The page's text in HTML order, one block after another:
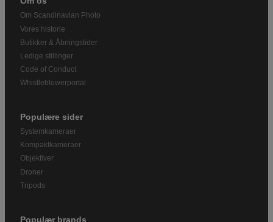
Om Scandinavian Photo
Vores historie
Butikker & Åbningstider
Ledige stillinger
Code of Conduct
Whistleblowerportal
Populære sider
Systemkameraer
Kompaktkameraer
Objektiver
Droner
Tripods
Populær brands